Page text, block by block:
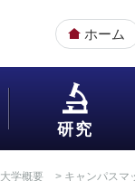
ホーム
研究
大学概要 > キャンパスマ